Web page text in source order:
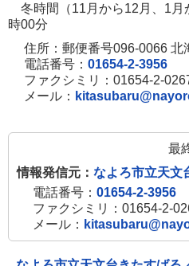
冬時間（11月から12月、1
時00分
住所：郵便番号096-0066
電話番号： 01654-2-3956
ファクシミリ：01654-2-
メール：
最
情報発信元： なよろ市立天文
電話番号： 01654-2-3956
ファクシミリ：01654-2-
メール：